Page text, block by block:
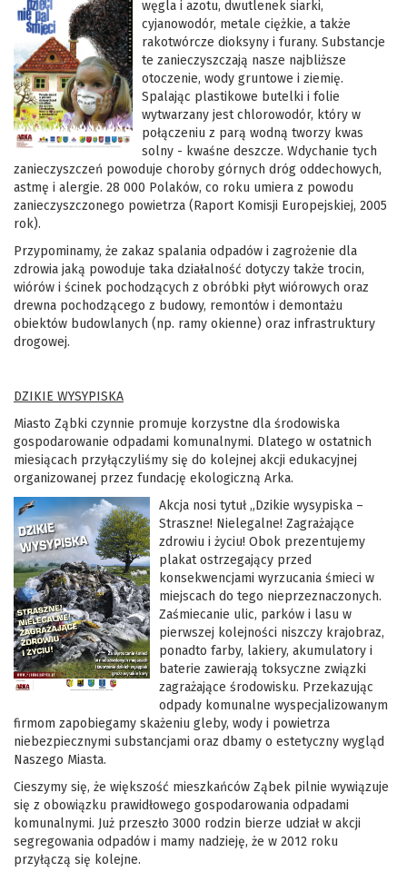
węgla i azotu, dwutlenek siarki,
cyjanowodór, metale ciężkie, a także
rakotwórcze dioksyny i furany. Substancje
te zanieczyszczają nasze najbliższe
otoczenie, wody gruntowe i ziemię.
Spalając plastikowe butelki i folie
wytwarzany jest chlorowodór, który w
połączeniu z parą wodną tworzy kwas
solny - kwaśne deszcze. Wdychanie tych
zanieczyszczeń powoduje choroby górnych dróg oddechowych,
astmę i alergie. 28 000 Polaków, co roku umiera z powodu
zanieczyszczonego powietrza (Raport Komisji Europejskiej, 2005
rok).
Przypominamy, że zakaz spalania odpadów i zagrożenie dla
zdrowia jaką powoduje taka działalność dotyczy także trocin,
wiórów i ścinek pochodzących z obróbki płyt wiórowych oraz
drewna pochodzącego z budowy, remontów i demontażu
obiektów budowlanych (np. ramy okienne) oraz infrastruktury
drogowej.
DZIKIE WYSYPISKA
Miasto Ząbki czynnie promuje korzystne dla środowiska
gospodarowanie odpadami komunalnymi. Dlatego w ostatnich
miesiącach przyłączyliśmy się do kolejnej akcji edukacyjnej
organizowanej przez fundację ekologiczną Arka.
Akcja nosi tytuł „Dzikie wysypiska –
Straszne! Nielegalne! Zagrażające
zdrowiu i życiu! Obok prezentujemy
plakat ostrzegający przed
konsekwencjami wyrzucania śmieci w
miejscach do tego nieprzeznaczonych.
Zaśmiecanie ulic, parków i lasu w
pierwszej kolejności niszczy krajobraz,
ponadto farby, lakiery, akumulatory i
baterie zawierają toksyczne związki
zagrażające środowisku. Przekazując
odpady komunalne wyspecjalizowanym
firmom zapobiegamy skażeniu gleby, wody i powietrza
niebezpiecznymi substancjami oraz dbamy o estetyczny wygląd
Naszego Miasta.
Cieszymy się, że większość mieszkańców Ząbek pilnie wywiązuje
się z obowiązku prawidłowego gospodarowania odpadami
komunalnymi. Już przeszło 3000 rodzin bierze udział w akcji
segregowania odpadów i mamy nadzieję, że w 2012 roku
przyłączą się kolejne.